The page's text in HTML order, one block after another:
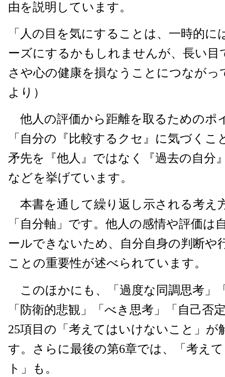
由を説明しています。
「人の目を気にすることは、一時的に
ーズにするかもしれませんが、長い目
さや心の健康を損なうことにつながっ
より）
他人の評価から距離を取るためのポ
「自分の『比較するクセ』に気づくこ
矛先を『他人』ではなく『過去の自分
などを挙げています。
本書を通して繰り返し示される考え
「自分軸」です。他人の感情や評価は
ールできないため、自分自身の判断や
ことの重要性が述べられています。
このほかにも、「過度な同調思考」
「防衛的悲観」「べき思考」「自己否
25項目の「考えてはいけないこと」が
す。さらに最後の第6章では、「考え
ト」も。